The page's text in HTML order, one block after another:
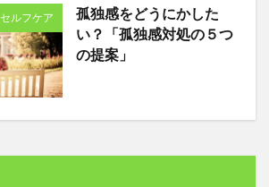
セルフケア
孤独感をどうにかした
い？「孤独感対処の５つ
の提案」